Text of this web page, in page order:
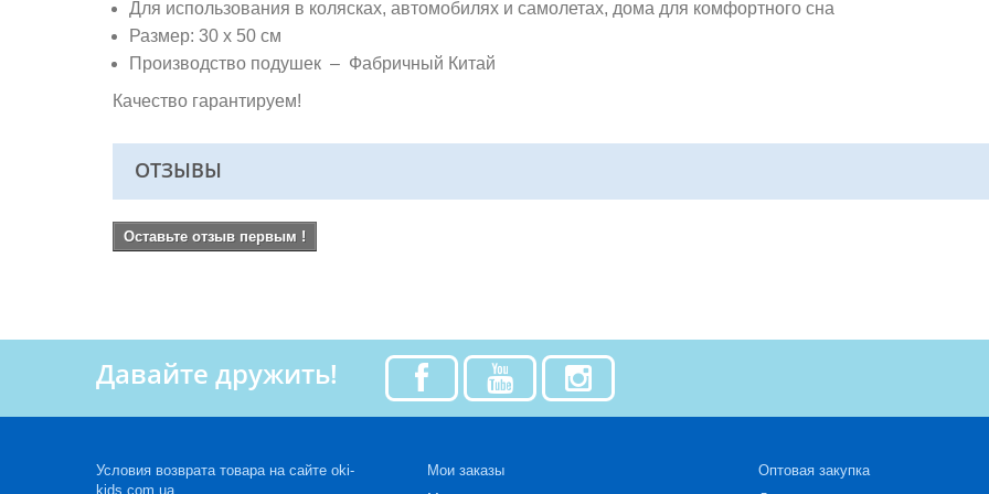
Для использования в колясках, автомобилях и самолетах, дома для комфортного сна
Размер: 30 х 50 см
Производство подушек – Фабричный Китай
Качество гарантируем!
ОТЗЫВЫ
Оставьте отзыв первым !
Давайте дружить!
Условия возврата товара на сайте oki-
kids.com.ua
Мои заказы
Оптовая закупка